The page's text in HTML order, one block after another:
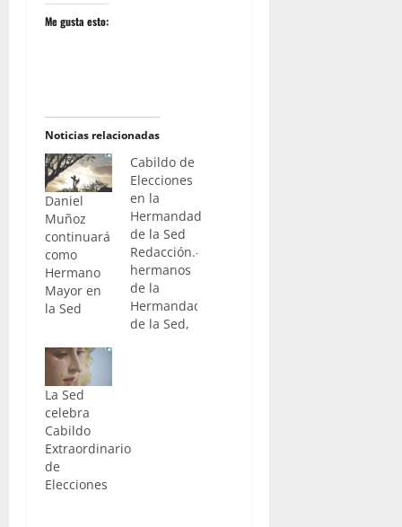
Me gusta esto:
Noticias relacionadas
Daniel
Muñoz
continuará
como
Hermano
Mayor en
la Sed
Cabildo de
Elecciones
en la
Hermandad
de la Sed
Redacción.- Los
hermanos
de la
Hermandad
de la Sed,
se llevará
La Sed
celebra
Cabildo
Extraordinario
de
Elecciones